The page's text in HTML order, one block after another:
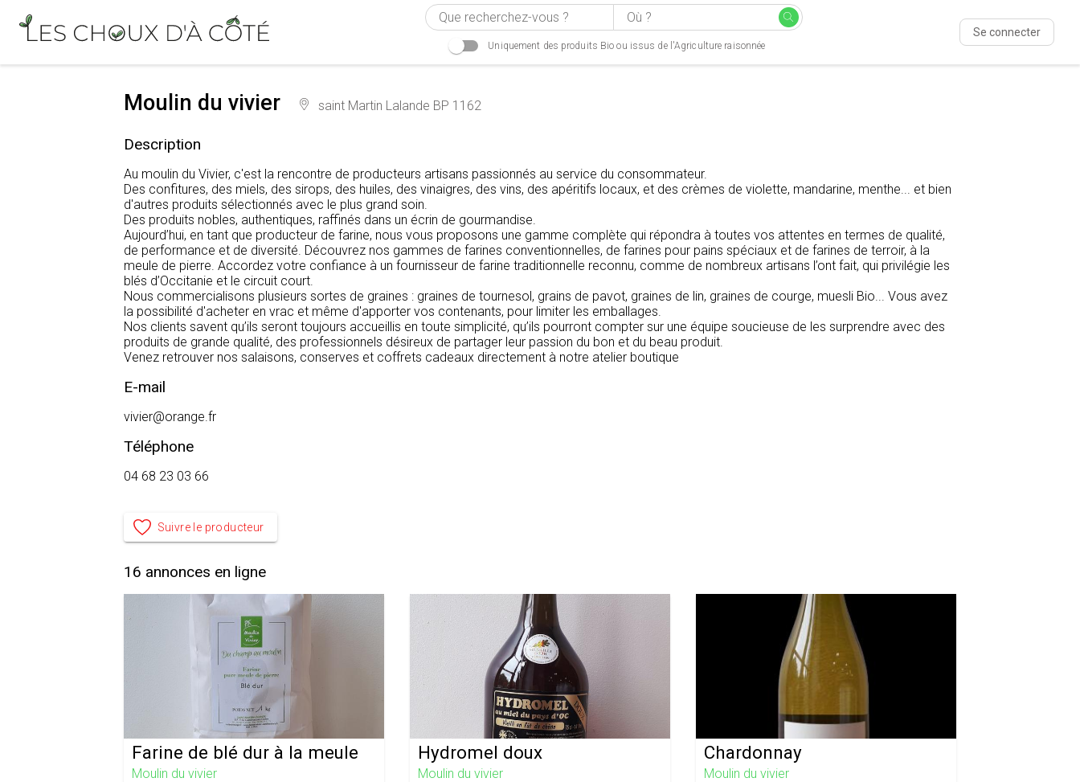
Uniquement des produits Bio ou issus de l'Agriculture raisonnée
Se connecter
Moulin du vivier saint Martin Lalande BP 1162
Description
Au moulin du Vivier, c'est la rencontre de producteurs artisans passionnés au service du consommateur.
Des confitures, des miels, des sirops, des huiles, des vinaigres, des vins, des apéritifs locaux, et des crèmes de violette, mandarine, menthe... et bien
d'autres produits sélectionnés avec le plus grand soin.
Des produits nobles, authentiques, raffinés dans un écrin de gourmandise.
Aujourd’hui, en tant que producteur de farine, nous vous proposons une gamme complète qui répondra à toutes vos attentes en termes de qualité,
de performance et de diversité. Découvrez nos gammes de farines conventionnelles, de farines pour pains spéciaux et de farines de terroir, à la
meule de pierre. Accordez votre confiance à un fournisseur de farine traditionnelle reconnu, comme de nombreux artisans l’ont fait, qui privilégie les
blés d’Occitanie et le circuit court.
Nous commercialisons plusieurs sortes de graines : graines de tournesol, grains de pavot, graines de lin, graines de courge, muesli Bio... Vous avez
la possibilité d'acheter en vrac et même d'apporter vos contenants, pour limiter les emballages.
Nos clients savent qu’ils seront toujours accueillis en toute simplicité, qu’ils pourront compter sur une équipe soucieuse de les surprendre avec des
produits de grande qualité, des professionnels désireux de partager leur passion du bon et du beau produit.
E-mail
vivier@orange.fr
Téléphone
04 68 23 03 66
Suivre le producteur
16 annonces en ligne
Farine de blé dur à la meule
Moulin du vivier
Hydromel doux
Moulin du vivier
Chardonnay
Moulin du vivier